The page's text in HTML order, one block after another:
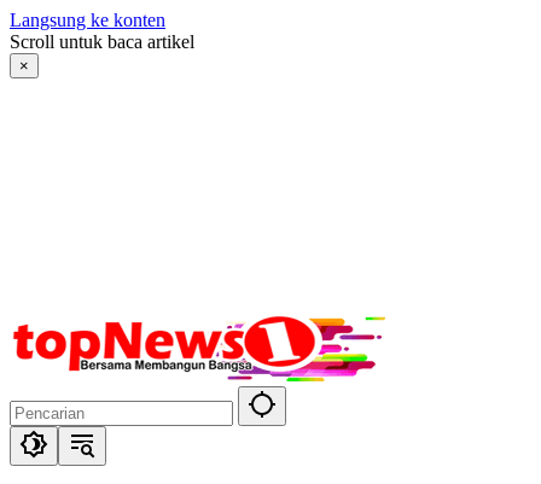
Langsung ke konten
Scroll untuk baca artikel
×